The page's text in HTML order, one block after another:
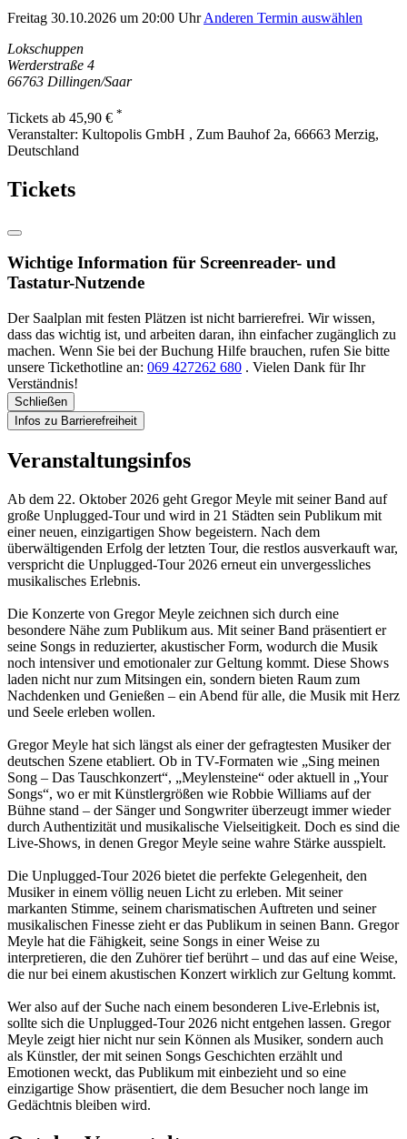
Freitag 30.10.2026 um 20:00 Uhr Anderen Termin auswählen
Lokschuppen
Werderstraße 4
66763 Dillingen/Saar
Tickets ab 45,90 € *
Veranstalter: Kultopolis GmbH , Zum Bauhof 2a, 66663 Merzig,
Deutschland
Tickets
Wichtige Information für Screenreader- und
Tastatur-Nutzende
Der Saalplan mit festen Plätzen ist nicht barrierefrei. Wir wissen,
dass das wichtig ist, und arbeiten daran, ihn einfacher zugänglich zu
machen. Wenn Sie bei der Buchung Hilfe brauchen, rufen Sie bitte
unsere Tickethotline an: 069 427262 680 . Vielen Dank für Ihr
Verständnis!
Schließen
Infos zu Barrierefreiheit
Veranstaltungsinfos
Ab dem 22. Oktober 2026 geht Gregor Meyle mit seiner Band auf
große Unplugged-Tour und wird in 21 Städten sein Publikum mit
einer neuen, einzigartigen Show begeistern. Nach dem
überwältigenden Erfolg der letzten Tour, die restlos ausverkauft war,
verspricht die Unplugged-Tour 2026 erneut ein unvergessliches
musikalisches Erlebnis.
Die Konzerte von Gregor Meyle zeichnen sich durch eine
besondere Nähe zum Publikum aus. Mit seiner Band präsentiert er
seine Songs in reduzierter, akustischer Form, wodurch die Musik
noch intensiver und emotionaler zur Geltung kommt. Diese Shows
laden nicht nur zum Mitsingen ein, sondern bieten Raum zum
Nachdenken und Genießen – ein Abend für alle, die Musik mit Herz
und Seele erleben wollen.
Gregor Meyle hat sich längst als einer der gefragtesten Musiker der
deutschen Szene etabliert. Ob in TV-Formaten wie „Sing meinen
Song – Das Tauschkonzert“, „Meylensteine“ oder aktuell in „Your
Songs“, wo er mit Künstlergrößen wie Robbie Williams auf der
Bühne stand – der Sänger und Songwriter überzeugt immer wieder
durch Authentizität und musikalische Vielseitigkeit. Doch es sind die
Live-Shows, in denen Gregor Meyle seine wahre Stärke ausspielt.
Die Unplugged-Tour 2026 bietet die perfekte Gelegenheit, den
Musiker in einem völlig neuen Licht zu erleben. Mit seiner
markanten Stimme, seinem charismatischen Auftreten und seiner
musikalischen Finesse zieht er das Publikum in seinen Bann. Gregor
Meyle hat die Fähigkeit, seine Songs in einer Weise zu
interpretieren, die den Zuhörer tief berührt – und das auf eine Weise,
die nur bei einem akustischen Konzert wirklich zur Geltung kommt.
Wer also auf der Suche nach einem besonderen Live-Erlebnis ist,
sollte sich die Unplugged-Tour 2026 nicht entgehen lassen. Gregor
Meyle zeigt hier nicht nur sein Können als Musiker, sondern auch
als Künstler, der mit seinen Songs Geschichten erzählt und
Emotionen weckt, das Publikum mit einbezieht und so eine
einzigartige Show präsentiert, die dem Besucher noch lange im
Gedächtnis bleiben wird.